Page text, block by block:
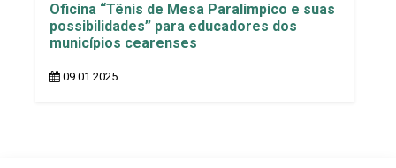
Oficina “Tênis de Mesa Paralimpico e suas
possibilidades” para educadores dos
municípios cearenses
09.01.2025